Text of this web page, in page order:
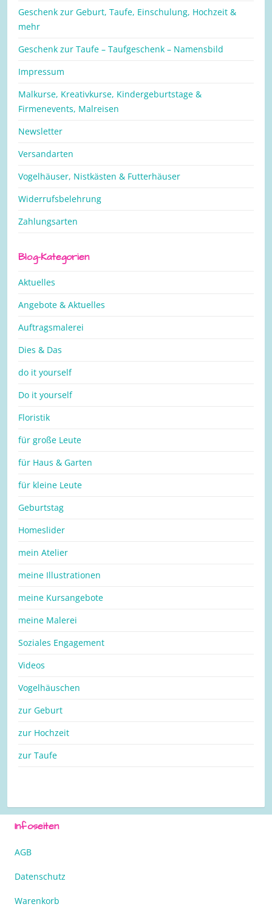
Geschenk zur Geburt, Taufe, Einschulung, Hochzeit &
mehr
Geschenk zur Taufe – Taufgeschenk – Namensbild
Impressum
Malkurse, Kreativkurse, Kindergeburtstage &
Firmenevents, Malreisen
Newsletter
Versandarten
Vogelhäuser, Nistkästen & Futterhäuser
Widerrufsbelehrung
Zahlungsarten
Blog-Kategorien
Aktuelles
Angebote & Aktuelles
Auftragsmalerei
Dies & Das
do it yourself
Do it yourself
Floristik
für große Leute
für Haus & Garten
für kleine Leute
Geburtstag
Homeslider
mein Atelier
meine Illustrationen
meine Kursangebote
meine Malerei
Soziales Engagement
Videos
Vogelhäuschen
zur Geburt
zur Hochzeit
zur Taufe
Infoseiten
AGB
Datenschutz
Warenkorb